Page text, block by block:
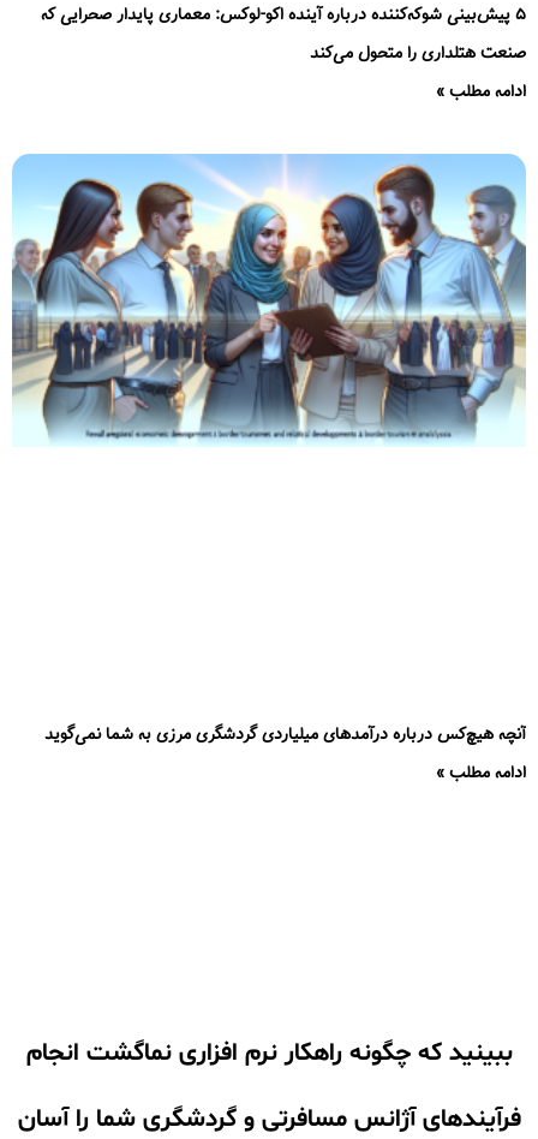
۵ پیش‌بینی شوکه‌کننده درباره آینده اکو-لوکس: معماری پایدار صحرایی که
صنعت هتلداری را متحول می‌کند
ادامه مطلب »
آنچه هیچ‌کس درباره درآمدهای میلیاردی گردشگری مرزی به شما نمی‌گوید
ادامه مطلب »
ببینید که چگونه راهکار نرم افزاری نماگشت انجام
فرآیندهای آژانس مسافرتی و گردشگری شما را آسان